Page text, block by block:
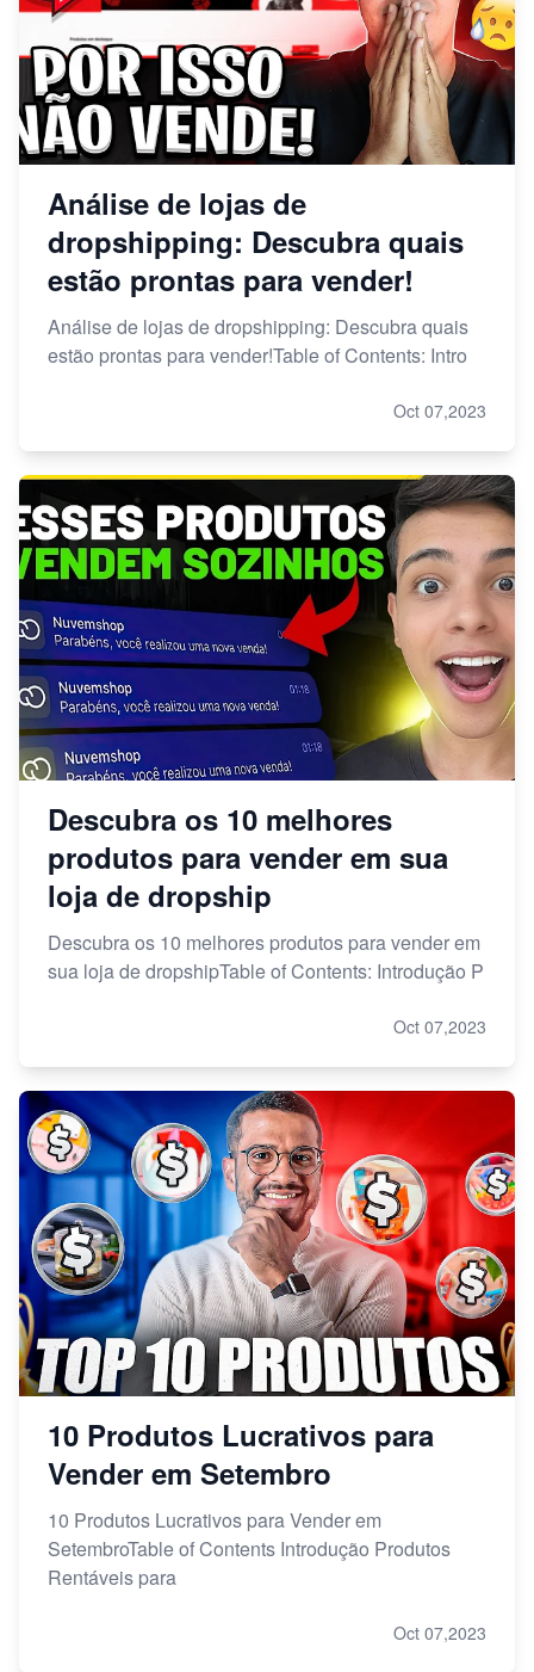
Análise de lojas de
dropshipping: Descubra quais
estão prontas para vender!
Análise de lojas de dropshipping: Descubra quais
estão prontas para vender!Table of Contents: Intro
Oct 07,2023
Descubra os 10 melhores
produtos para vender em sua
loja de dropship
Descubra os 10 melhores produtos para vender em
sua loja de dropshipTable of Contents: Introdução P
Oct 07,2023
10 Produtos Lucrativos para
Vender em Setembro
10 Produtos Lucrativos para Vender em
SetembroTable of Contents Introdução Produtos
Rentáveis para
Oct 07,2023